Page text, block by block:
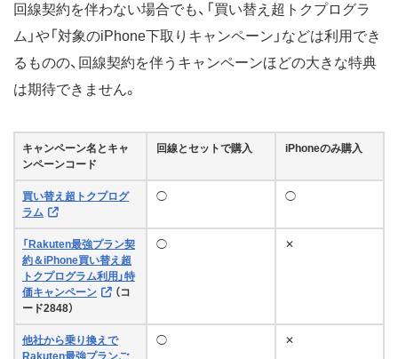
回線契約を伴わない場合でも、「買い替え超トクプログラ
ム」や「対象のiPhone下取りキャンペーン」などは利用でき
るものの、回線契約を伴うキャンペーンほどの大きな特典
は期待できません。
キャンペーン名とキャ
ンペーンコード
回線とセットで購入 iPhoneのみ購入
買い替え超トクプログ
ラム
◯ ◯
「Rakuten最強プラン契
約＆iPhone買い替え超
トクプログラム利用」特
価キャンペーン
（コ
ード2848）
◯ ✕
他社から乗り換えで
Rakuten最強プランご
◯ ✕